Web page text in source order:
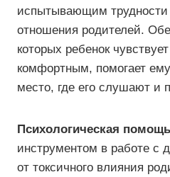
испытывающим трудности
отношения родителей.
которых ребенок
комфортным, помогает
место, где его слушают и
Психологическая помощь
инструментом в работе с
от токсичного влияния